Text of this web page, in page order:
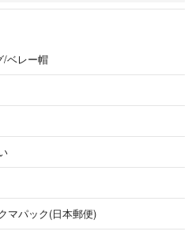
います
リーニング済み
し撮影しております。
などができる場合もございます。ご理
。
/ベレー帽
マパック(日本郵便)